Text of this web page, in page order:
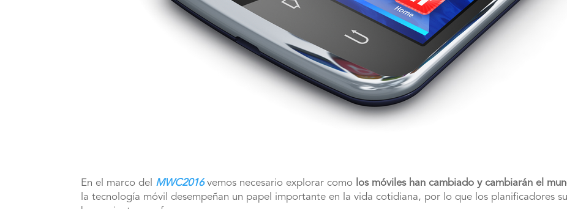
En el marco del MWC2016 vemos necesario explorar como los móviles han cambiado y cambiarán el
la tecnología móvil desempeñan un papel importante en la vida cotidiana, por lo que los planificadores